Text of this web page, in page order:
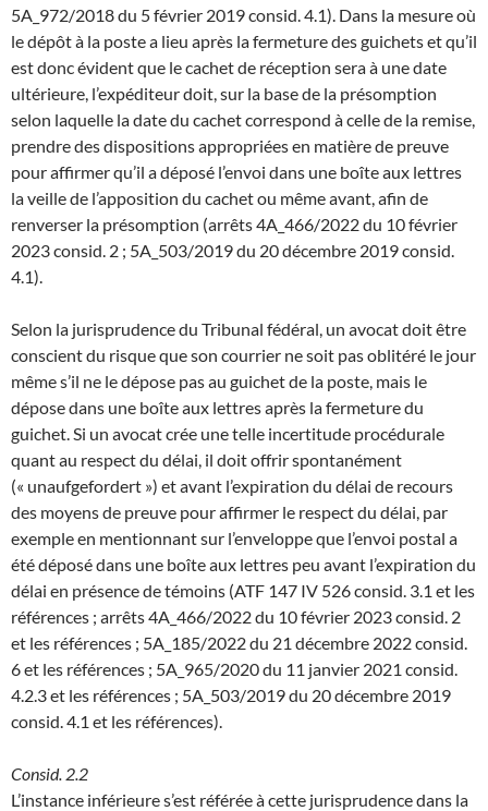
5A_972/2018 du 5 février 2019 consid. 4.1). Dans la mesure où
le dépôt à la poste a lieu après la fermeture des guichets et qu’il
est donc évident que le cachet de réception sera à une date
ultérieure, l’expéditeur doit, sur la base de la présomption
selon laquelle la date du cachet correspond à celle de la remise,
prendre des dispositions appropriées en matière de preuve
pour affirmer qu’il a déposé l’envoi dans une boîte aux lettres
la veille de l’apposition du cachet ou même avant, afin de
renverser la présomption (arrêts 4A_466/2022 du 10 février
2023 consid. 2 ; 5A_503/2019 du 20 décembre 2019 consid.
4.1).
Selon la jurisprudence du Tribunal fédéral, un avocat doit être
conscient du risque que son courrier ne soit pas oblitéré le jour
même s’il ne le dépose pas au guichet de la poste, mais le
dépose dans une boîte aux lettres après la fermeture du
guichet. Si un avocat crée une telle incertitude procédurale
quant au respect du délai, il doit offrir spontanément
(« unaufgefordert ») et avant l’expiration du délai de recours
des moyens de preuve pour affirmer le respect du délai, par
exemple en mentionnant sur l’enveloppe que l’envoi postal a
été déposé dans une boîte aux lettres peu avant l’expiration du
délai en présence de témoins (ATF 147 IV 526 consid. 3.1 et les
références ; arrêts 4A_466/2022 du 10 février 2023 consid. 2
et les références ; 5A_185/2022 du 21 décembre 2022 consid.
6 et les références ; 5A_965/2020 du 11 janvier 2021 consid.
4.2.3 et les références ; 5A_503/2019 du 20 décembre 2019
consid. 4.1 et les références).
Consid. 2.2
L’instance inférieure s’est référée à cette jurisprudence dans la